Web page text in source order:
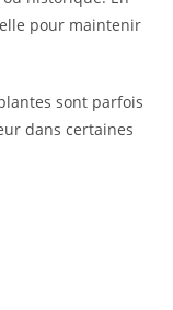
pour maintenir
sont parfois
dans certaines